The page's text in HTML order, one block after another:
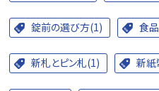
錠前の選び方(1) 食
新札とピン札(1) 新紙